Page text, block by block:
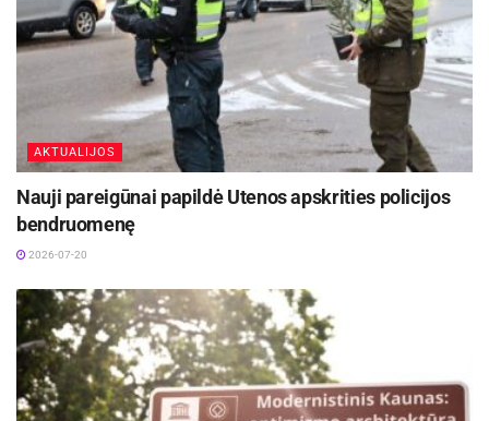
AKTUALIJOS
Nauji pareigūnai papildė Utenos apskrities policijos
bendruomenę
2026-07-20